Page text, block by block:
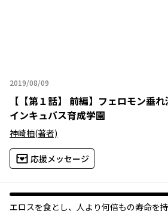
2019/08/09
2019年08月09日
【 【第１話】 前編】 フェロモン垂
インキュバス育成学園
神崎柚(著者)
応援メッセージ
エロスを食とし、人より何倍もの寿命を